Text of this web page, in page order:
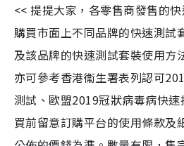
<< 提提大家，各零售商發售的
購買市面上不同品牌的快速測試
及該品牌的快速測試套裝使用方
亦可參考香港衞生署表列認可
測試、歐盟2019冠狀病毒病快
買前留意訂購平台的使用條款及